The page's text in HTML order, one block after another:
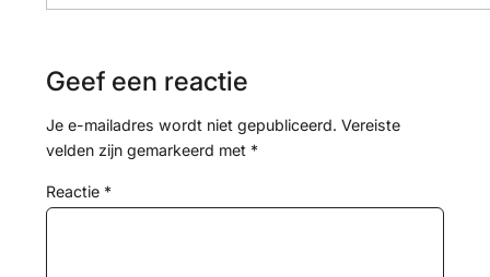
Geef een reactie
Je e-mailadres wordt niet gepubliceerd. Vereiste
velden zijn gemarkeerd met *
Reactie *